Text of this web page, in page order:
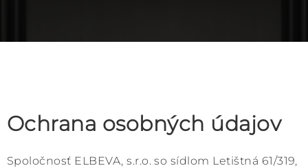
Ochrana osobných údajov
Spoločnosť ELBEVA, s.r.o. so sídlom Letištná 61/319,